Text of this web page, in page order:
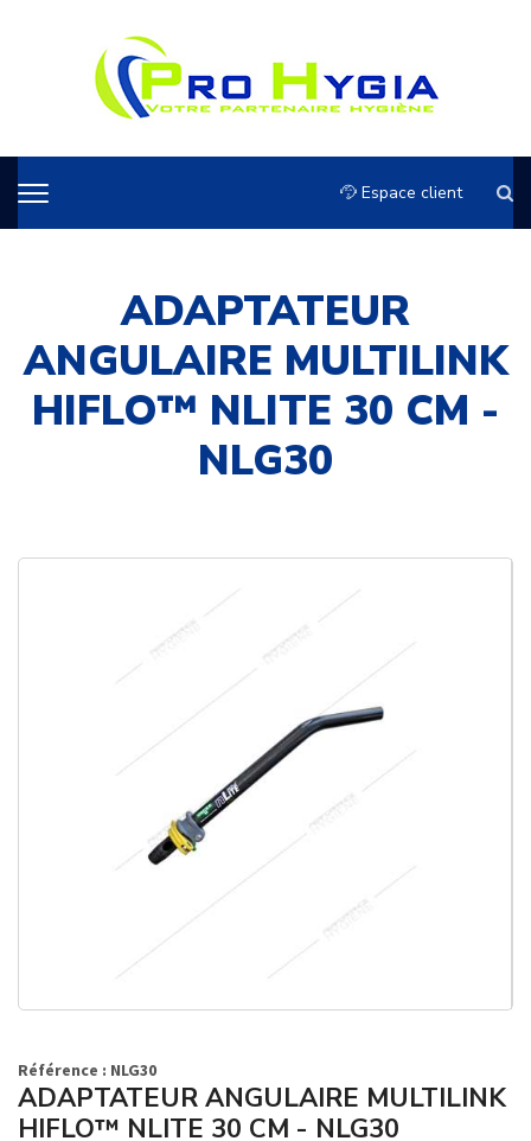
Espace client
ADAPTATEUR
ANGULAIRE MULTILINK
HIFLO™ NLITE 30 CM -
NLG30
Référence : NLG30
ADAPTATEUR ANGULAIRE MULTILINK
HIFLO™ NLITE 30 CM - NLG30